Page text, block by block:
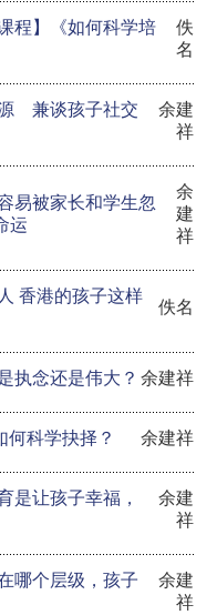
程】《如何科学培
佚
名
兼谈孩子社交
余建
祥
易被家长和学生忽
运
余
建
祥
香港的孩子这样
佚名
执念还是伟大？ 余建祥
科学抉择？ 余建祥
是让孩子幸福，
余建
祥
哪个层级，孩子
余建
祥